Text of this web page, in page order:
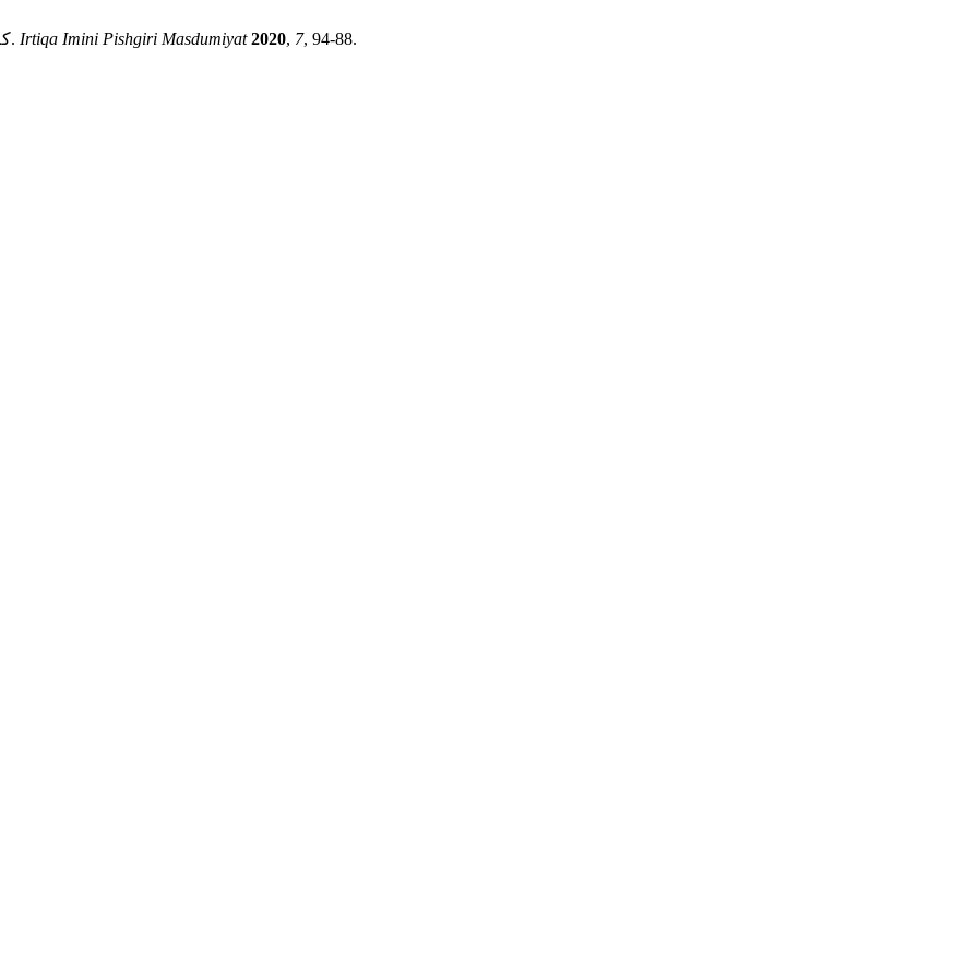
کلانتريان م. شيوع و علت‌شناسي آسيب‌هاي ورزش کراسفيت در ايران. Irtiqa Imini Pishgiri Masdumiyat 2020, 7, 94-88.